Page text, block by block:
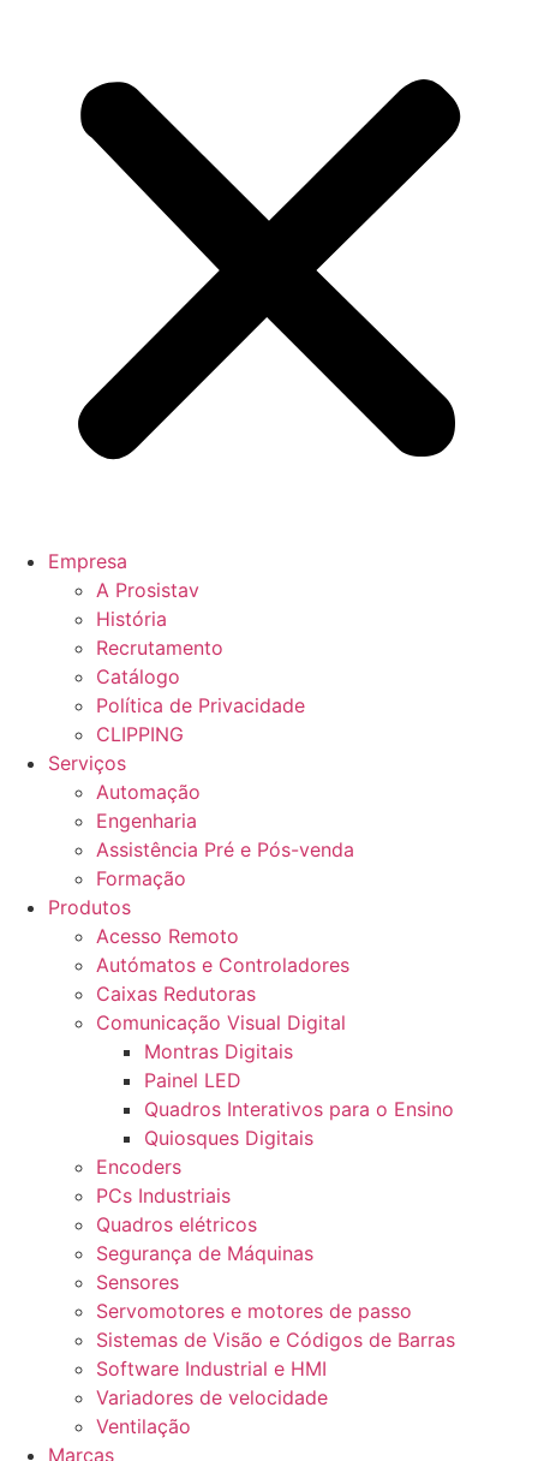
Empresa
A Prosistav
História
Recrutamento
Catálogo
Política de Privacidade
CLIPPING
Serviços
Automação
Engenharia
Assistência Pré e Pós-venda
Formação
Produtos
Acesso Remoto
Autómatos e Controladores
Caixas Redutoras
Comunicação Visual Digital
Montras Digitais
Painel LED
Quadros Interativos para o Ensino
Quiosques Digitais
Encoders
PCs Industriais
Quadros elétricos
Segurança de Máquinas
Sensores
Servomotores e motores de passo
Sistemas de Visão e Códigos de Barras
Software Industrial e HMI
Variadores de velocidade
Ventilação
Marcas